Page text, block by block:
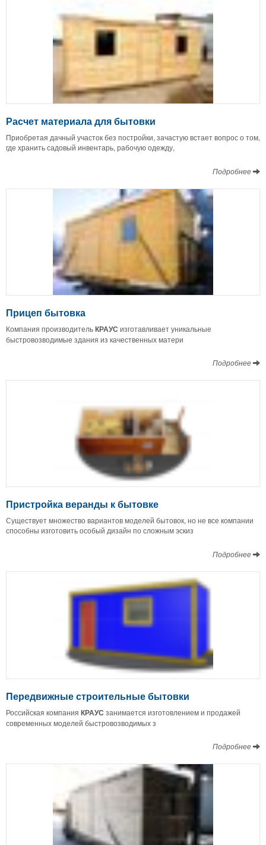
Расчет материала для бытовки
Приобретая дачный участок без постройки, зачастую встает вопрос о том,
где хранить садовый инвентарь, рабочую одежду,
Подробнее
Прицеп бытовка
Компания производительКРАУС изготавливает уникальные
быстровозводимые здания из качественных матери
Подробнее
Пристройка веранды к бытовке
Существует множество вариантов моделей бытовок, но не все компании
способны изготовить особый дизайн по сложным эскиз
Подробнее
Передвижные строительные бытовки
Российская компания КРАУС занимается изготовлением и продажей
современных моделей быстровозводимых з
Подробнее